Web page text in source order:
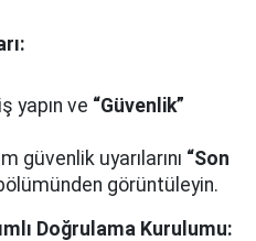
yapın ve “Güvenlik”
güvenlik uyarılarını “Son
görüntüleyin.
Doğrulama Kurulumu: